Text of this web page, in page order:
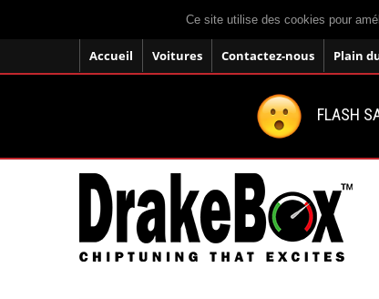
Ce site utilise des cookies pour
Accueil Voitures Contactez-nous Plain
FLASH